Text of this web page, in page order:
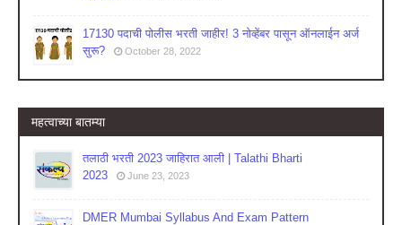
17130 पदाची पोलीस भरती जाहीर! 3 नोव्हेंबर पासून ऑनलाईन अर्ज
सुरू?
October 28, 2022
महत्वाच्या बातम्या
तलाठी भरती 2023 जाहिरात आली | Talathi Bharti
2023
June 23, 2023
DMER Mumbai Syllabus And Exam Pattern